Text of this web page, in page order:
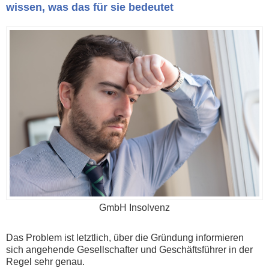
wissen, was das für sie bedeutet
GmbH Insolvenz
Das Problem ist letztlich, über die Gründung informieren
sich angehende Gesellschafter und Geschäftsführer in der
Regel sehr genau.